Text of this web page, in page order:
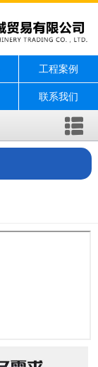
工程案例
联系我们